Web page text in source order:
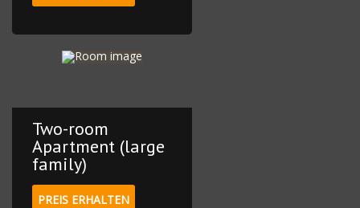
Two-room
Apartment (large
family)
PREIS ERHALTEN